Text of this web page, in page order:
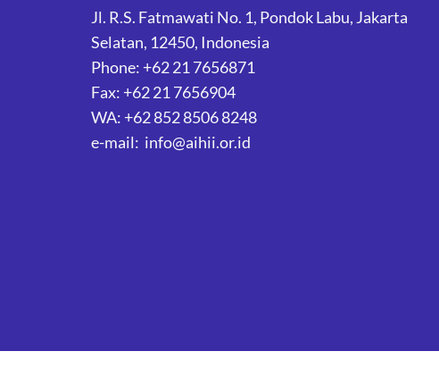
Jl. R.S. Fatmawati No. 1, Pondok Labu, Jakarta
Selatan, 12450, Indonesia
Phone: +62 21 7656871
Fax: +62 21 7656904
WA: +62 852 8506 8248
e-mail: info@aihii.or.id